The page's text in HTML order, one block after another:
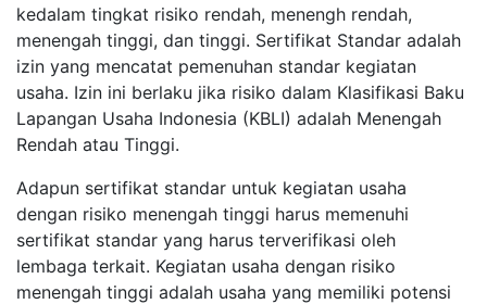
kedalam tingkat risiko rendah, menengh rendah,
menengah tinggi, dan tinggi. Sertifikat Standar adalah
izin yang mencatat pemenuhan standar kegiatan
usaha. Izin ini berlaku jika risiko dalam Klasifikasi Baku
Lapangan Usaha Indonesia (KBLI) adalah Menengah
Rendah atau Tinggi.
Adapun sertifikat standar untuk kegiatan usaha
dengan risiko menengah tinggi harus memenuhi
sertifikat standar yang harus terverifikasi oleh
lembaga terkait. Kegiatan usaha dengan risiko
menengah tinggi adalah usaha yang memiliki potensi